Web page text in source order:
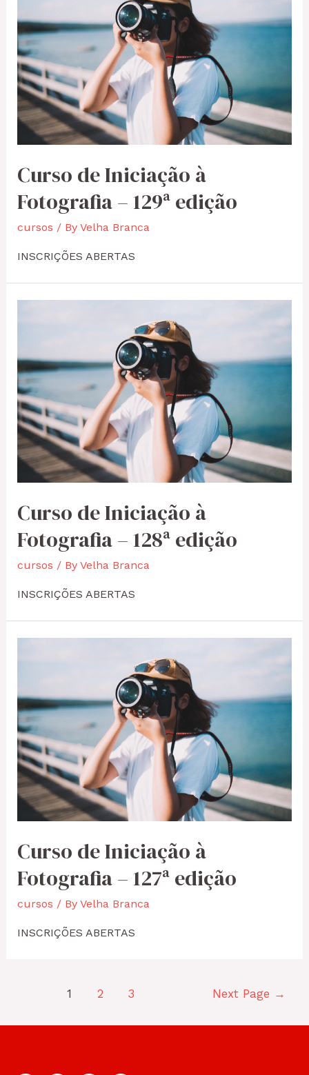
Curso de Iniciação à
Fotografia – 129ª edição
cursos / By Velha Branca
INSCRIÇÕES ABERTAS
Curso de Iniciação à
Fotografia – 128ª edição
cursos / By Velha Branca
INSCRIÇÕES ABERTAS
Curso de Iniciação à
Fotografia – 127ª edição
cursos / By Velha Branca
INSCRIÇÕES ABERTAS
1 2 3 Next Page →